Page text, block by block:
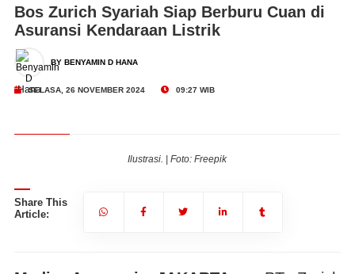
Bos Zurich Syariah Siap Berburu Cuan di
Asuransi Kendaraan Listrik
BY BENYAMIN D HANA
SELASA, 26 NOVEMBER 2024 09:27 WIB
Ilustrasi. | Foto: Freepik
Share This
Article: